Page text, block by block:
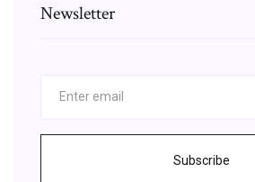
Newsletter
Subscribe